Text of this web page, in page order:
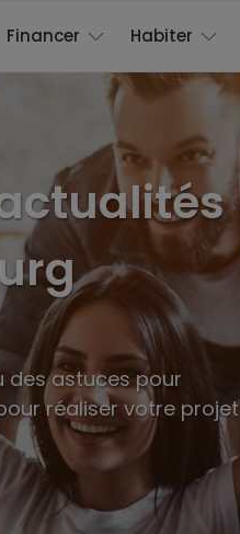
Financer Habiter
des astuces pour
réaliser votre projet